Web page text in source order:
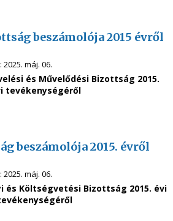
beszámolója 2015 évről
2025. máj. 06.
és Művelődési Bizottság 2015.
tevékenységéről
beszámolója 2015. évről
2025. máj. 06.
és Költségvetési Bizottság 2015. évi